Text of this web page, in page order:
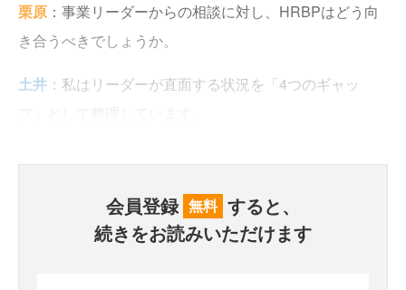
栗原 ：事業リーダーからの相談に対し、HRBPはどう向
き合うべきでしょうか。
土井 ：私はリーダーが直面する状況を「4つのギャッ
会員登録 無料 すると、
続きをお読みいただけます